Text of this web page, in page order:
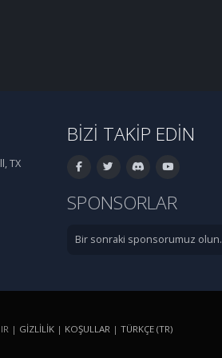
TX
BIZI TAKIP EDIN
SPONSORLAR
Bir sonraki sponsorumuz olun.
| GIZLILIK | KOŞULLAR | TÜRKÇE (TR)